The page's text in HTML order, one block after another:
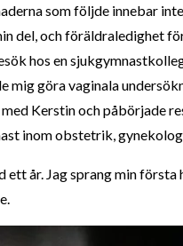
som följde innebar
del, och föräldraledighet
hos en
mig göra vaginala
Kerstin och påbörjade
inom obstetrik,
år. Jag sprang min första